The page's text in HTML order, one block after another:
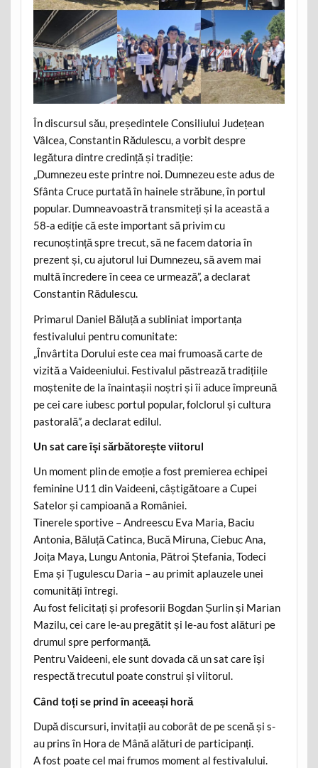
În discursul său, președintele Consiliului Județean
Vâlcea, Constantin Rădulescu, a vorbit despre
legătura dintre credință și tradiție:
„Dumnezeu este printre noi. Dumnezeu este adus de
Sfânta Cruce purtată în hainele străbune, în portul
popular. Dumneavoastră transmiteți și la această a
58-a ediție că este important să privim cu
recunoștință spre trecut, să ne facem datoria în
prezent și, cu ajutorul lui Dumnezeu, să avem mai
multă încredere în ceea ce urmează”, a declarat
Constantin Rădulescu.
Primarul Daniel Băluță a subliniat importanța
festivalului pentru comunitate:
„Învârtita Dorului este cea mai frumoasă carte de
vizită a Vaideeniului. Festivalul păstrează tradițiile
moștenite de la înaintașii noștri și îi aduce împreună
pe cei care iubesc portul popular, folclorul și cultura
pastorală”, a declarat edilul.
Un sat care își sărbătorește viitorul
Un moment plin de emoție a fost premierea echipei
feminine U11 din Vaideeni, câștigătoare a Cupei
Satelor și campioană a României.
Tinerele sportive – Andreescu Eva Maria, Baciu
Antonia, Băluță Catinca, Bucă Miruna, Ciebuc Ana,
Joița Maya, Lungu Antonia, Pătroi Ștefania, Todeci
Ema și Țugulescu Daria – au primit aplauzele unei
comunități întregi.
Au fost felicitați și profesorii Bogdan Șurlin și Marian
Mazilu, cei care le-au pregătit și le-au fost alături pe
drumul spre performanță.
Pentru Vaideeni, ele sunt dovada că un sat care își
respectă trecutul poate construi și viitorul.
Când toți se prind în aceeași horă
După discursuri, invitații au coborât de pe scenă și s-
au prins în Hora de Mână alături de participanți.
A fost poate cel mai frumos moment al festivalului.